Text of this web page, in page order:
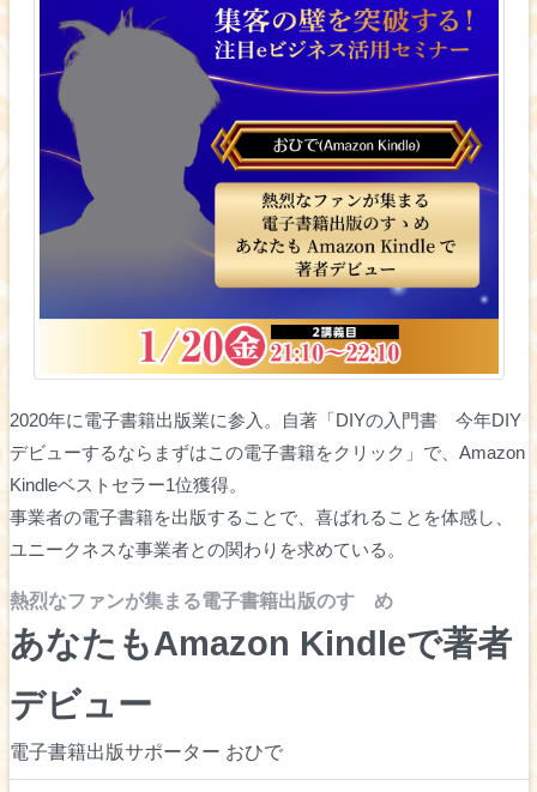
2020年に電子書籍出版業に参入。自著「DIYの入門書 今年DIY
デビューするならまずはこの電子書籍をクリック」で、Amazon
Kindleベストセラー1位獲得。
事業者の電子書籍を出版することで、喜ばれることを体感し、
ユニークネスな事業者との関わりを求めている。
熱烈なファンが集まる電子書籍出版のすゝめ
あなたもAmazon Kindleで著者
デビュー
電子書籍出版サポーター おひで